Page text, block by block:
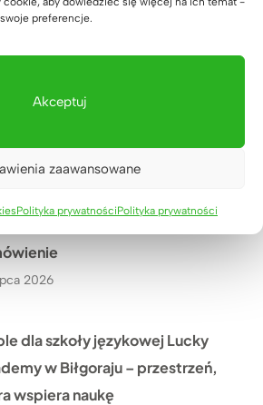
preferencje.
Akceptuj
zaawansowane
Polityka prywatnościPolityka prywatności
w Lucky Academy
biurowe do kancelarii
2026
2026
dla szkoły językowej Lucky
w Biłgoraju – przestrzeń,
wspiera naukę